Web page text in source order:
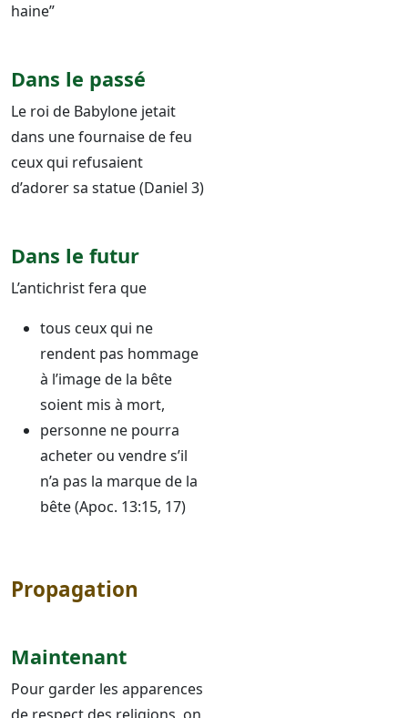
haine”
Dans le passé
Le roi de Babylone jetait
dans une fournaise de feu
ceux qui refusaient
d’adorer sa statue (Daniel 3)
Dans le futur
L’antichrist fera que
tous ceux qui ne
rendent pas hommage
à l’image de la bête
soient mis à mort,
personne ne pourra
acheter ou vendre s’il
n’a pas la marque de la
bête (Apoc. 13:15, 17)
Propagation
Maintenant
Pour garder les apparences